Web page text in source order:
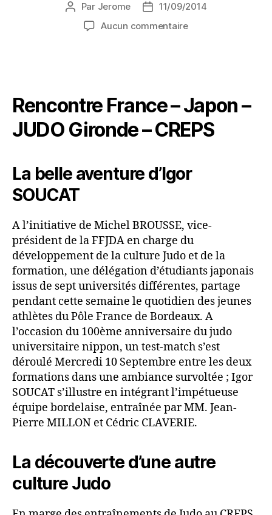
Par Jerome
11/09/2014
Aucun commentaire
Rencontre France – Japon –
JUDO Gironde – CREPS
La belle aventure d’Igor
SOUCAT
A l’initiative de Michel BROUSSE, vice-
président de la FFJDA en charge du
développement de la culture Judo et de la
formation, une délégation d’étudiants japonais
issus de sept universités différentes, partage
pendant cette semaine le quotidien des jeunes
athlètes du Pôle France de Bordeaux. A
l’occasion du 100ème anniversaire du judo
universitaire nippon, un test-match s’est
déroulé Mercredi 10 Septembre entre les deux
formations dans une ambiance survoltée ; Igor
SOUCAT s’illustre en intégrant l’impétueuse
équipe bordelaise, entraînée par MM. Jean-
Pierre MILLON et Cédric CLAVERIE.
La découverte d’une autre
culture Judo